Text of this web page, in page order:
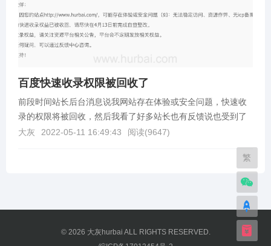
百度快速收录权限被回收了
前段时间站长后台消息说我网站存在体验或安全问题，快速收
录的权限将被回收，然后我看了好多站长也有反馈说也受到了
同样的通知！今天打开百度站长后台一看，发现自己的百度...
大灰 2022-05-11 16:49:43 阅读(9647)
© 2026 大灰hurbai ALL RIGHTS RESERVED.
繁